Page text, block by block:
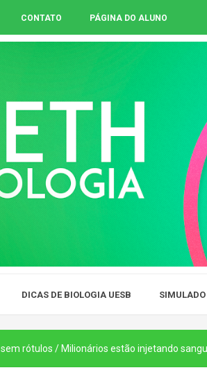
CONTATO PÁGINA DO ALUNO
DICAS DE BIOLOGIA UESB SIMULADO
sem rótulos / Milionários estão injetando